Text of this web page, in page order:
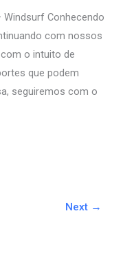
Conhecendo
com nossos
o intuito de
que podem
seguiremos com o
Next →